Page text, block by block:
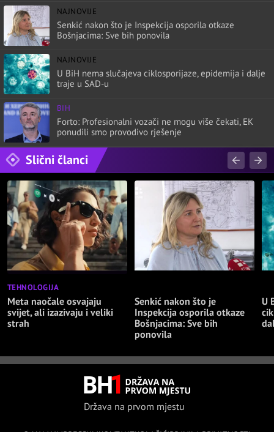
NAJNOVIJE
Senkić nakon što je Inspekcija osporila otkaze
Bošnjacima: Sve bih ponovila
NAJNOVIJE
U BiH nema slučajeva ciklosporijaze, epidemija i dalje
traje u SAD-u
BIH
Forto: Profesionalni vozači ne mogu više čekati, EK
ponudili smo provodivo rješenje
Slični članci
TEHNOLOGIJA
Meta naočale osvajaju
svijet, ali izazivaju i veliki
strah
Senkić nakon što je
Inspekcija osporila otkaze
Bošnjacima: Sve bih
ponovila
U
Država na prvom mjestu